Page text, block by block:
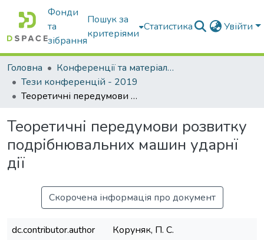
Фонди
та
зібрання
Пошук за
критеріями
Статистика Увійти
Головна
Конференції та матеріали конференцій
Тези конференцій - 2019
Теоретичні передумови розвитку подрібнювальних машин ударнї дії
Теоретичні передумови розвитку
подрібнювальних машин ударнї
дії
Скорочена інформація про документ
dc.contributor.author
Коруняк, П. С.